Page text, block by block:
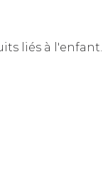
liés à l'enfant.